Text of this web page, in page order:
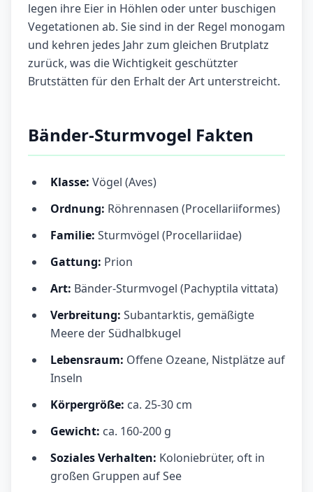
legen ihre Eier in Höhlen oder unter buschigen
Vegetationen ab. Sie sind in der Regel monogam
und kehren jedes Jahr zum gleichen Brutplatz
zurück, was die Wichtigkeit geschützter
Brutstätten für den Erhalt der Art unterstreicht.
Bänder-Sturmvogel Fakten
Klasse: Vögel (Aves)
Ordnung: Röhrennasen (Procellariiformes)
Familie: Sturmvögel (Procellariidae)
Gattung: Prion
Art: Bänder-Sturmvogel (Pachyptila vittata)
Verbreitung: Subantarktis, gemäßigte
Meere der Südhalbkugel
Lebensraum: Offene Ozeane, Nistplätze auf
Inseln
Körpergröße: ca. 25-30 cm
Gewicht: ca. 160-200 g
Soziales Verhalten: Koloniebrüter, oft in
großen Gruppen auf See